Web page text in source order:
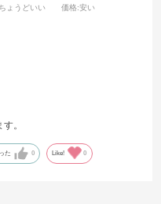
ょうどいい 価格:安い
。
た 0 Like! 0